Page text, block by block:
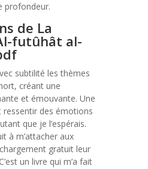
profondeur.
de La
futûhât al-
subtilité les thèmes
créant une
et émouvante. Une
ressentir des émotions
que je l’espérais.
à m’attacher aux
gratuit leur
un livre qui m’a fait